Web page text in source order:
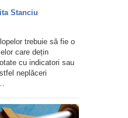
Stanciu
trebuie să fie o
care dețin
cu indicatori sau
neplăceri